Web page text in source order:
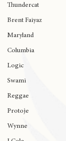
Miguel
Thundercat
Brent Faiyaz
Maryland
Columbia
Logic
Swami
Reggae
Protoje